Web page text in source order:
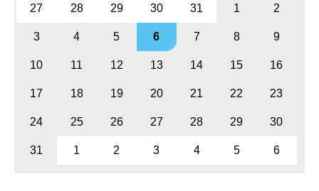
27 28 29 30 31 1 2
3 4 5 6 7 8 9
10 11 12 13 14 15 16
17 18 19 20 21 22 23
24 25 26 27 28 29 30
31 1 2 3 4 5 6